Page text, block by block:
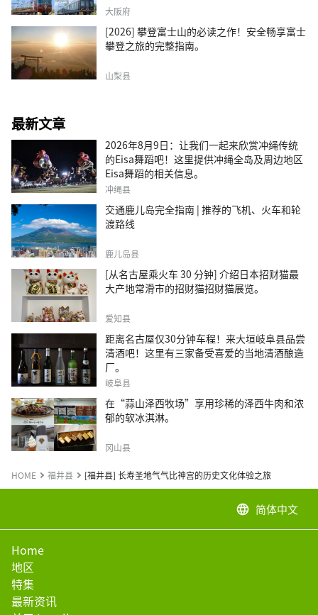
大阪府
[2026] 攀登富士山的必读之作！安全畅享富士
攀登之旅的完整指南。
山梨县
最新文章
2026年8月9日：让我们一起来欣赏冲绳传统
的Eisa舞蹈吧！这里提供冲绳全岛及周边地区
Eisa舞蹈的相关信息。
冲绳县
交通鹿儿岛完全指南 | 推荐的飞机、火车和轮
渡路线
鹿儿岛县
[从名古屋乘火车 30 分钟] 介绍日本招财猫最
大产地常滑市的招财猫招财猫展览。
爱知县
距离名古屋仅30分钟车程！来大垣岐阜县品尝
清酒吧！这里有三家备受喜爱的当地清酒酿造
厂。
岐阜县
在“蒜山泽西牧场”享用珍稀的泽西牛肉和浓
郁的软冰淇淋。
冈山县
HOME 福井县 [福井县] 长寿圣地气气比神宫的历史文化体验之旅
language 简体中文
Home
地区
特集
最新资讯